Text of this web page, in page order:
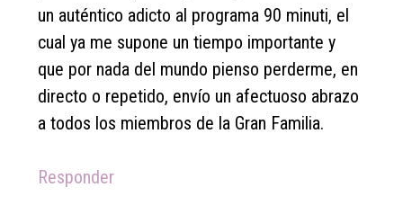
un auténtico adicto al programa 90 minuti, el
cual ya me supone un tiempo importante y
que por nada del mundo pienso perderme, en
directo o repetido, envío un afectuoso abrazo
a todos los miembros de la Gran Familia.
Responder